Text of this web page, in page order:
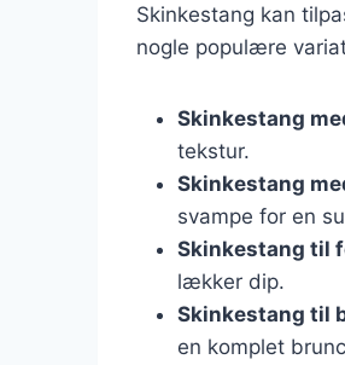
Skinkestang kan
nogle populære
Skinkestang
tekstur.
Skinkestang
svampe for en
Skinkestang til
lækker dip.
Skinkestang til
en komplet